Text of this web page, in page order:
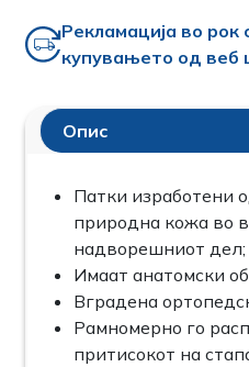
Рекламација во
купувањето од веб
Опис
Патки изработени
природна кожа во
надворешниот дел;
Имаат анатомски
Вградена
Рамномерно го
притисокот на